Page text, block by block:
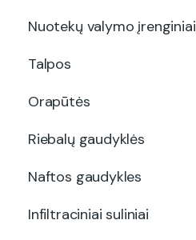
Nuotekų valymo įrenginiai
Talpos
Orapūtės
Riebalų gaudyklės
Naftos gaudykles
Infiltraciniai suliniai